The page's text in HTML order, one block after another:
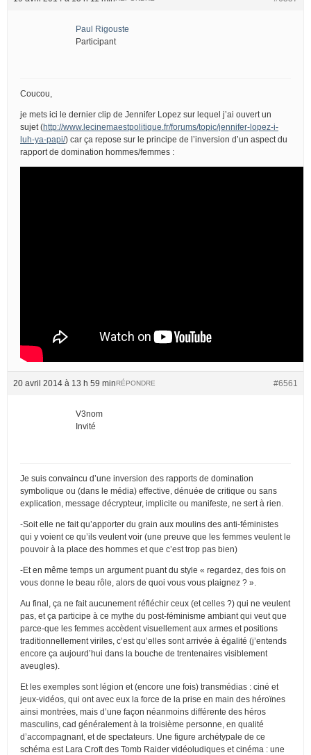
Paul Rigouste
Participant
Coucou,
je mets ici le dernier clip de Jennifer Lopez sur lequel j’ai ouvert un
sujet (http://www.lecinemaestpolitique.fr/forums/topic/jennifer-lopez-i-
luh-ya-papi/) car ça repose sur le principe de l’inversion d’un aspect du
rapport de domination hommes/femmes :
20 avril 2014 à 13 h 59 min #6561
RÉPONDRE
V3nom
Invité
Je suis convaincu d’une inversion des rapports de domination
symbolique ou (dans le média) effective, dénuée de critique ou sans
explication, message décrypteur, implicite ou manifeste, ne sert à rien.
-Soit elle ne fait qu’apporter du grain aux moulins des anti-féministes
qui y voient ce qu’ils veulent voir (une preuve que les femmes veulent le
pouvoir à la place des hommes et que c’est trop pas bien)
-Et en même temps un argument puant du style « regardez, des fois on
vous donne le beau rôle, alors de quoi vous vous plaignez ? ».
Au final, ça ne fait aucunement réfléchir ceux (et celles ?) qui ne veulent
pas, et ça participe à ce mythe du post-féminisme ambiant qui veut que
parce-que les femmes accèdent visuellement aux armes et positions
traditionnellement viriles, c’est qu’elles sont arrivée à égalité (j’entends
encore ça aujourd’hui dans la bouche de trentenaires visiblement
aveugles).
Et les exemples sont légion et (encore une fois) transmédias : ciné et
jeux-vidéos, qui ont avec eux la force de la prise en main des héroïnes
ainsi montrées, mais d’une façon néanmoins différente des héros
masculins, cad généralement à la troisième personne, en qualité
d’accompagnant, et de spectateurs. Une figure archétypale de ce
schéma est Lara Croft des Tomb Raider vidéoludiques et cinéma : une